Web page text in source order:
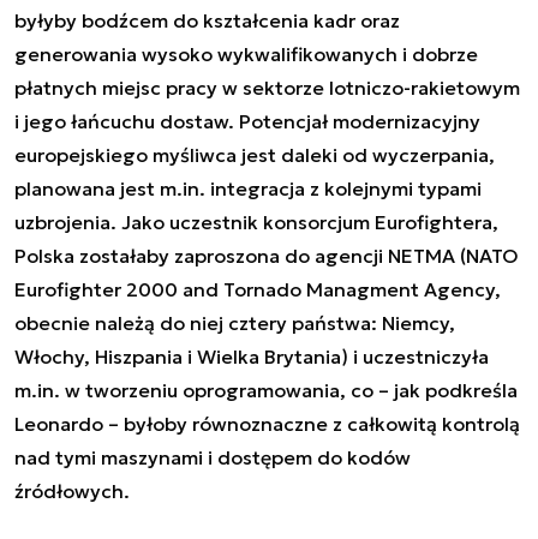
byłyby bodźcem do kształcenia kadr oraz
generowania wysoko wykwalifikowanych i dobrze
płatnych miejsc pracy w sektorze lotniczo-rakietowym
i jego łańcuchu dostaw. Potencjał modernizacyjny
europejskiego myśliwca jest daleki od wyczerpania,
planowana jest m.in. integracja z kolejnymi typami
uzbrojenia. Jako uczestnik konsorcjum Eurofightera,
Polska zostałaby zaproszona do agencji NETMA (NATO
Eurofighter 2000 and Tornado Managment Agency,
obecnie należą do niej cztery państwa: Niemcy,
Włochy, Hiszpania i Wielka Brytania) i uczestniczyła
m.in. w tworzeniu oprogramowania, co – jak podkreśla
Leonardo – byłoby równoznaczne z całkowitą kontrolą
nad tymi maszynami i dostępem do kodów
źródłowych.